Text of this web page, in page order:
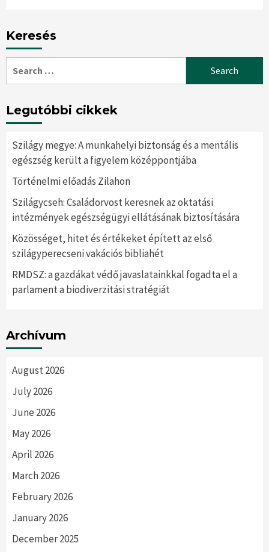
Keresés
for:
Legutóbbi cikkek
Szilágy megye: A munkahelyi biztonság és a mentális
egészség került a figyelem középpontjába
Történelmi előadás Zilahon
Szilágycseh: Családorvost keresnek az oktatási
intézmények egészségügyi ellátásának biztosítására
Közösséget, hitet és értékeket épített az első
szilágyperecseni vakációs bibliahét
RMDSZ: a gazdákat védő javaslatainkkal fogadta el a
parlament a biodiverzitási stratégiát
Archívum
August 2026
July 2026
June 2026
May 2026
April 2026
March 2026
February 2026
January 2026
December 2025